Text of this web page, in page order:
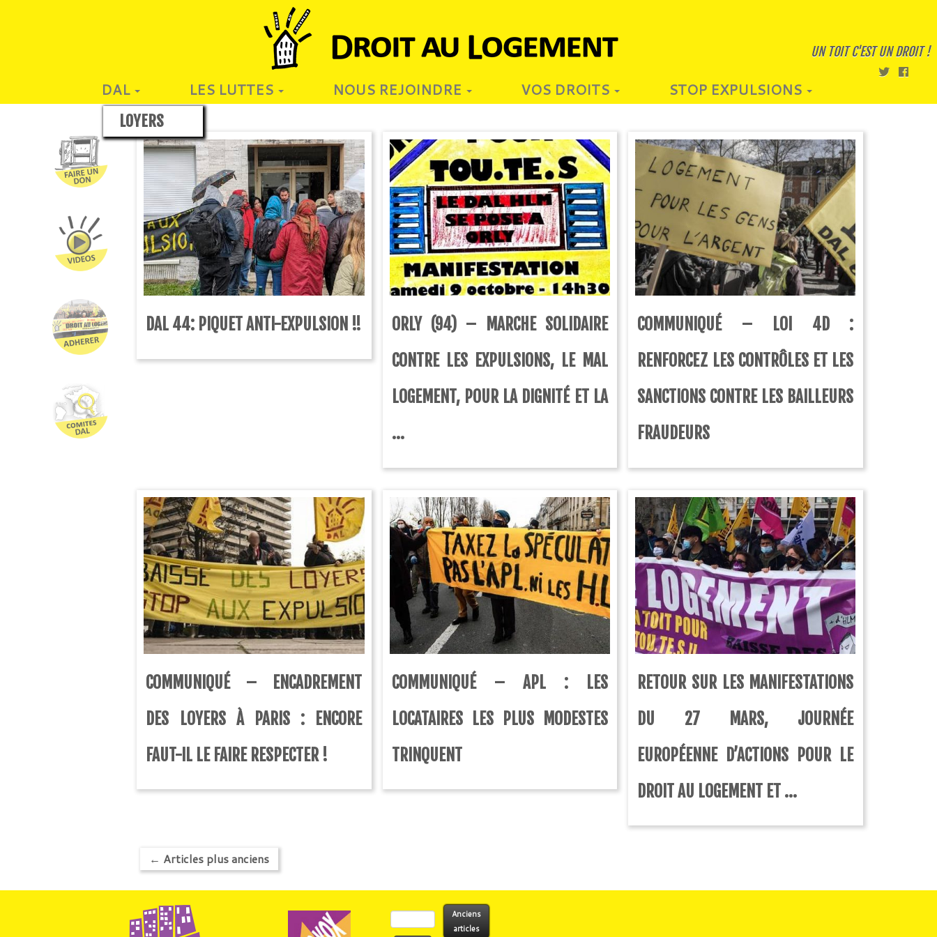
UN TOIT C'EST UN DROIT !
DAL LES LUTTES NOUS REJOINDRE VOS DROITS STOP EXPULSIONS
LOYERS
DAL 44: PIQUET ANTI-EXPULSION !!
ORLY (94) – MARCHE SOLIDAIRE
CONTRE LES EXPULSIONS, LE MAL
LOGEMENT, POUR LA DIGNITÉ ET LA
...
COMMUNIQUÉ – LOI 4D :
RENFORCEZ LES CONTRÔLES ET LES
SANCTIONS CONTRE LES BAILLEURS
FRAUDEURS
COMMUNIQUÉ – ENCADREMENT
DES LOYERS À PARIS : ENCORE
FAUT-IL LE FAIRE RESPECTER !
COMMUNIQUÉ – APL : LES
LOCATAIRES LES PLUS MODESTES
TRINQUENT
RETOUR SUR LES MANIFESTATIONS
DU 27 MARS, JOURNÉE
EUROPÉENNE D’ACTIONS POUR LE
DROIT AU LOGEMENT ET ...
← Articles plus anciens
Rechercher :
Anciens
articles